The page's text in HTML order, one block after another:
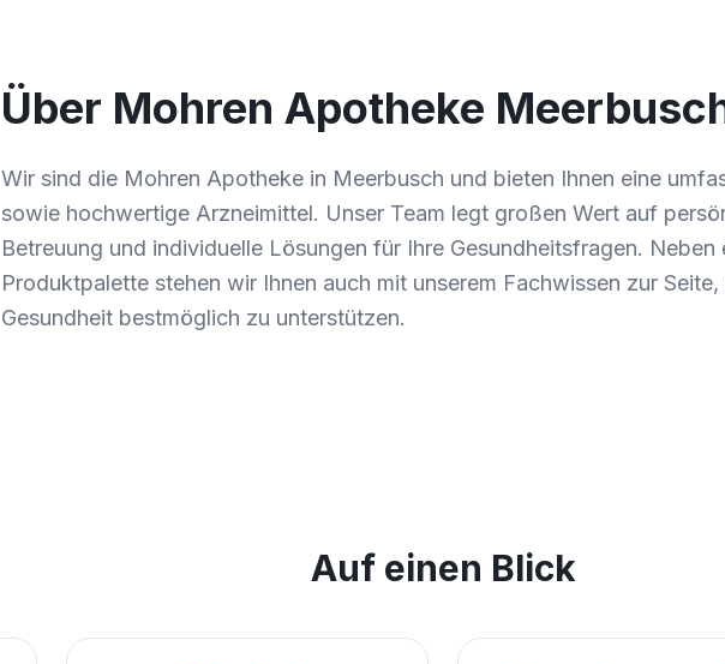
Über Mohren Apotheke
Wir sind die Mohren Apotheke in Meerbusch und bieten Ihnen eine
sowie hochwertige Arzneimittel. Unser Team legt großen Wert auf
Betreuung und individuelle Lösungen für Ihre Gesundheitsfragen. Neben
Produktpalette stehen wir Ihnen auch mit unserem Fachwissen zur Seite,
Gesundheit bestmöglich zu unterstützen.
Auf einen Blick